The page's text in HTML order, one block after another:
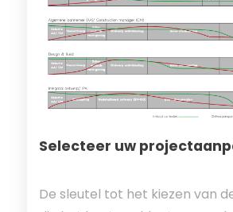
Selecteer uw
De sleutel tot het kiezen van